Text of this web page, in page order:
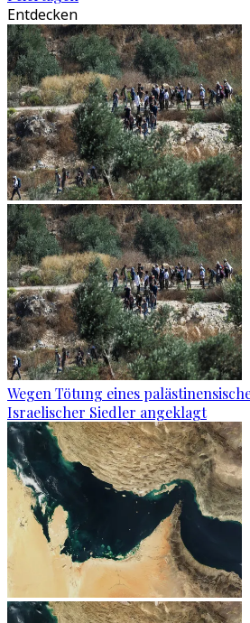
Entdecken
Wegen Tötung eines
Israelischer Siedler angeklagt